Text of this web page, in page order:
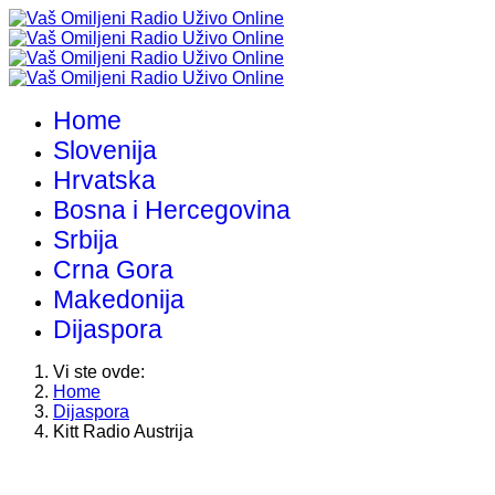
Home
Slovenija
Hrvatska
Bosna i Hercegovina
Srbija
Crna Gora
Makedonija
Dijaspora
Vi ste ovde:
Home
Dijaspora
Kitt Radio Austrija